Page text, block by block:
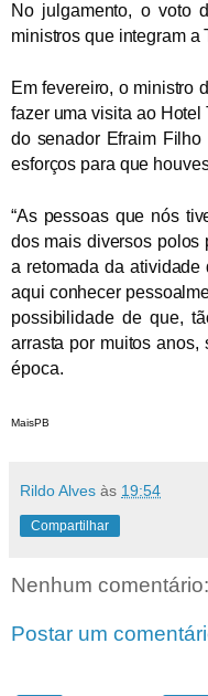
No julgamento, o voto
ministros que integram a
Em fevereiro, o ministro
fazer uma visita ao Hotel
do senador Efraim
esforços para que
“As pessoas que nós
dos mais diversos polos
a retomada da
aqui conhecer
possibilidade de que,
arrasta por muitos anos,
época.
MaisPB
Rildo Alves às 19:54
Compartilhar
Nenhum comentário:
Postar um